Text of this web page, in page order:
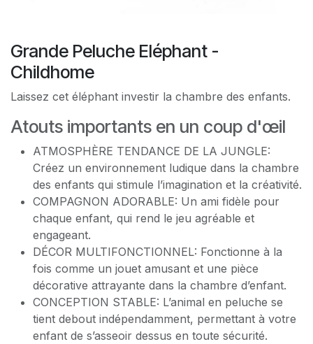
Grande Peluche Eléphant -
Childhome
Laissez cet éléphant investir la chambre des enfants.
Atouts importants en un coup d'œil
ATMOSPHÈRE TENDANCE DE LA JUNGLE:
Créez un environnement ludique dans la chambre
des enfants qui stimule l’imagination et la créativité.
COMPAGNON ADORABLE: Un ami fidèle pour
chaque enfant, qui rend le jeu agréable et
engageant.
DÉCOR MULTIFONCTIONNEL: Fonctionne à la
fois comme un jouet amusant et une pièce
décorative attrayante dans la chambre d’enfant.
CONCEPTION STABLE: L’animal en peluche se
tient debout indépendamment, permettant à votre
enfant de s’asseoir dessus en toute sécurité.